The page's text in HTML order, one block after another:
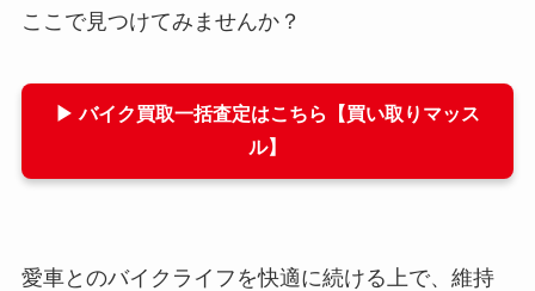
ここで見つけてみませんか？
▶ バイク買取一括査定はこちら【買い取りマッス
ル】
愛車とのバイクライフを快適に続ける上で、維持